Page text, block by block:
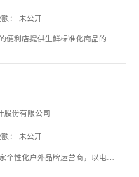
： 未公开
。平台提供的商品覆盖果蔬肉类、常温与低温奶制品、冷冻食品、零食饮料、粮油副食、居家洗护等多个品类，上架SKU3000余个。公司建立了近万平方米的仓储场地和物流配送体系，为合作商家提供快速配送服务。
股份有限公司
： 未公开
务为主要载体，主要从事户外产品的设计、生产、销售业务，产品包含冲锋衣、户外鞋、户外背包等。